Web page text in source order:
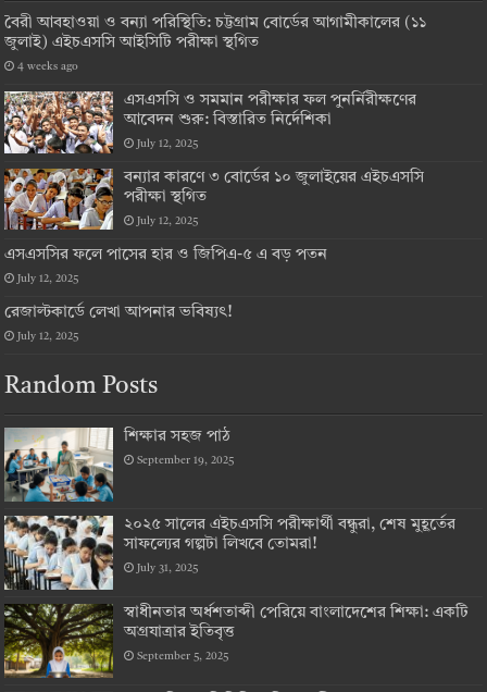
বৈরী আবহাওয়া ও বন্যা পরিস্থিতি: চট্টগ্রাম বোর্ডের আগামীকালের (১১
জুলাই) এইচএসসি আইসিটি পরীক্ষা স্থগিত
4 weeks ago
এসএসসি ও সমমান পরীক্ষার ফল পুনর্নিরীক্ষণের
আবেদন শুরু: বিস্তারিত নির্দেশিকা
July 12, 2025
বন্যার কারণে ৩ বোর্ডের ১০ জুলাইয়ের এইচএসসি
পরীক্ষা স্থগিত
July 12, 2025
এসএসসির ফলে পাসের হার ও জিপিএ-৫ এ বড় পতন
July 12, 2025
রেজাল্টকার্ডে লেখা আপনার ভবিষ্যৎ!
July 12, 2025
Random Posts
শিক্ষার সহজ পাঠ
September 19, 2025
২০২৫ সালের এইচএসসি পরীক্ষার্থী বন্ধুরা, শেষ মুহূর্তের
সাফল্যের গল্পটা লিখবে তোমরা!
July 31, 2025
স্বাধীনতার অর্ধশতাব্দী পেরিয়ে বাংলাদেশের শিক্ষা: একটি
অগ্রযাত্রার ইতিবৃত্ত
September 5, 2025